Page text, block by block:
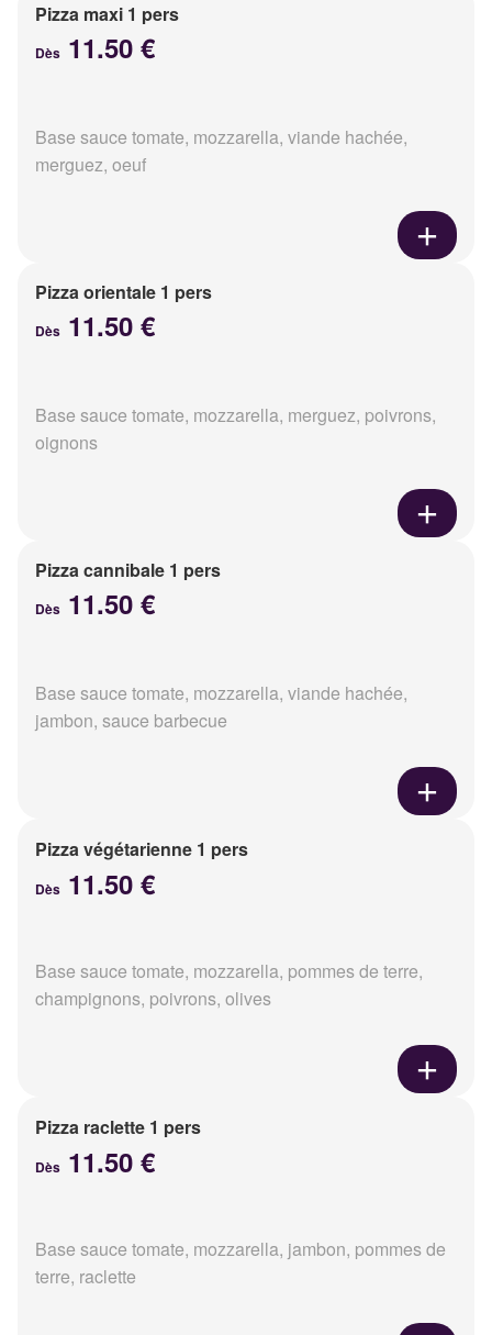
Pizza maxi 1 pers
Dès 11.50 €
Base sauce tomate, mozzarella, viande hachée,
merguez, oeuf
Pizza orientale 1 pers
Dès 11.50 €
Base sauce tomate, mozzarella, merguez, poivrons,
oignons
Pizza cannibale 1 pers
Dès 11.50 €
Base sauce tomate, mozzarella, viande hachée,
jambon, sauce barbecue
Pizza végétarienne 1 pers
Dès 11.50 €
Base sauce tomate, mozzarella, pommes de terre,
champignons, poivrons, olives
Pizza raclette 1 pers
Dès 11.50 €
Base sauce tomate, mozzarella, jambon, pommes de
terre, raclette